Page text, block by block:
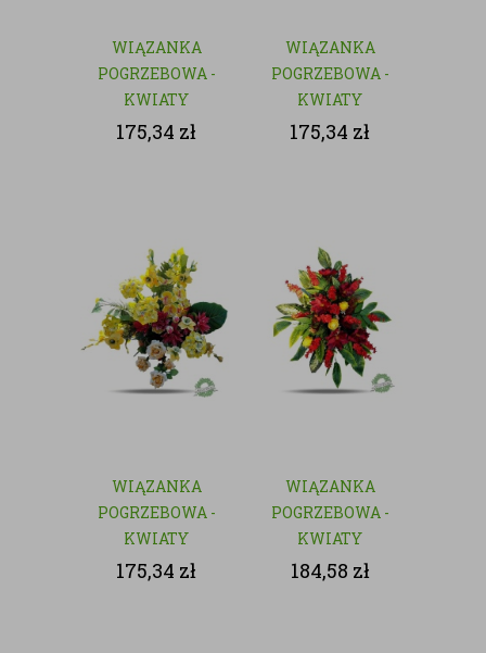
WIĄZANKA
POGRZEBOWA -
KWIATY
SZTUCZNE
175,34 zł
WIĄZANKA
POGRZEBOWA -
KWIATY
SZTUCZNE
175,34 zł
WIĄZANKA
POGRZEBOWA -
KWIATY
SZTUCZNE
175,34 zł
WIĄZANKA
POGRZEBOWA -
KWIATY
SZTUCZNE
184,58 zł